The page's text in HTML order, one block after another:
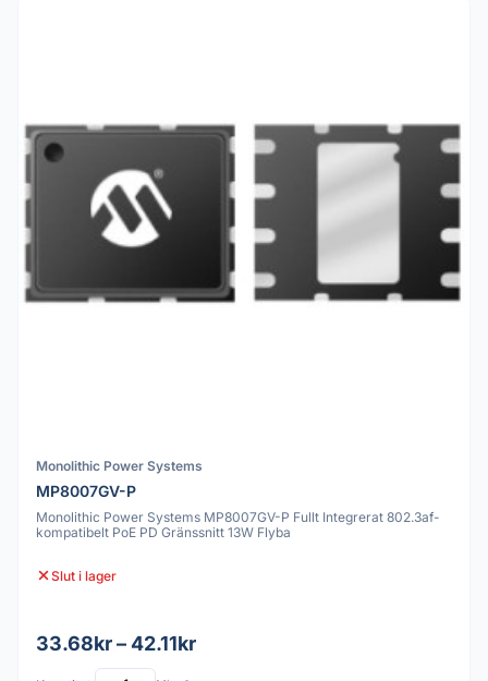
Monolithic Power Systems
MP8007GV-P
Monolithic Power Systems MP8007GV-P Fullt Integrerat 802.3af-
kompatibelt PoE PD Gränssnitt 13W Flyba
Slut i lager
33.68kr – 42.11kr